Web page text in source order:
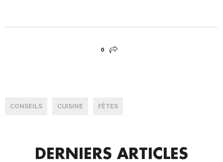
0
CONSEILS CUISINE FÊTES
DERNIERS ARTICLES